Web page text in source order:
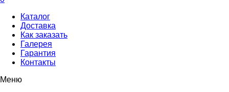
Каталог
Доставка
Как заказать
Галерея
Гарантия
Контакты
Меню